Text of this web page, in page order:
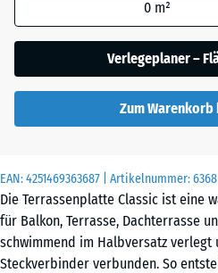
EAN:4251469363687 | Artikelnummer:6368
Die Terrassenplatte Classic ist eine
für Balkon, Terrasse, Dachterrasse
schwimmend im Halbversatz
Steckverbinder verbunden. So
Englischer
Feuersglut
Grauer
Granit
Produktdaten nicht
anders angegeben)
für die
Bedarfsberechnung
x
50
x 4
cm
0 m²
Verlegeplaner –
Zum Warenkorb